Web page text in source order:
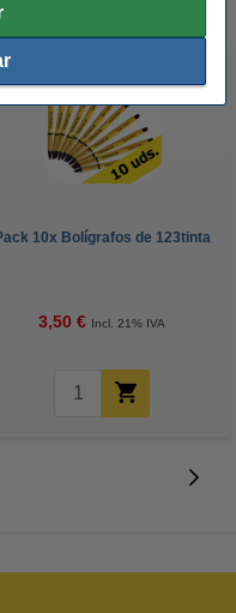
10x Bolígrafos de 123tinta
3,50 € Incl. 21% IVA